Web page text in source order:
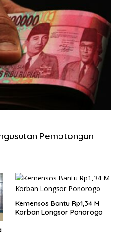
Pemotongan
Kemensos Bantu Rp1,34 M
Korban Longsor Ponorogo